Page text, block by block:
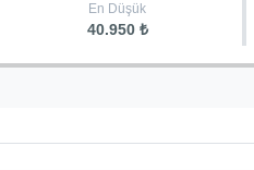
En Düşük
40.950 ₺